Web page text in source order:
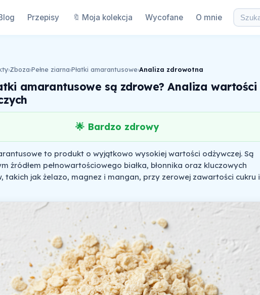
Przepisy 🔖 Moja kolekcja Wycofane O mnie
›Zboza›Pełne ziarna›Płatki amarantusowe›Analiza zdrowotna
amarantusowe są zdrowe? Analiza wartości
🌟 Bardzo zdrowy
to produkt o wyjątkowo wysokiej wartości odżywczej. Są
źródłem pełnowartościowego białka, błonnika oraz kluczowych
takich jak żelazo, magnez i mangan, przy zerowej zawartości cukru i